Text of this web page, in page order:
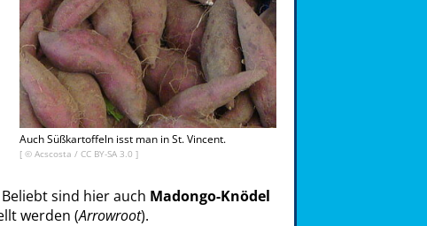
Auch Süßkartoffeln isst man in St. Vincent.
[ © Acscosta / CC BY-SA 3.0 ]
Beliebt sind hier auch Madongo-Knödel
werden (Arrowroot).